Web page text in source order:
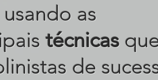
as
técnicas
de